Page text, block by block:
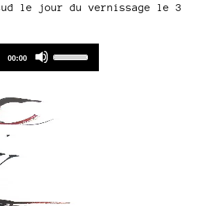
le jour du vernissage le 3
Total
00:00
to